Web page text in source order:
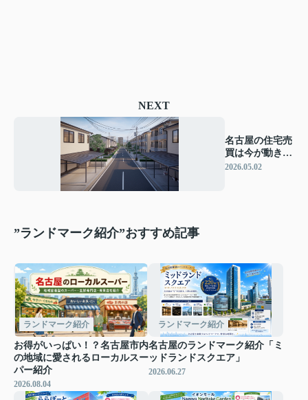
NEXT
名古屋の住宅売
買は今が動き
時？相場の見方
2026.05.02
”ランドマーク紹介”おすすめ記事
ランドマーク紹介
お得がいっぱい！？名古屋市内
の地域に愛されるローカルスー
パー紹介
2026.08.04
ランドマーク紹介
名古屋のランドマーク紹介「ミ
ッドランドスクエア」
2026.06.27